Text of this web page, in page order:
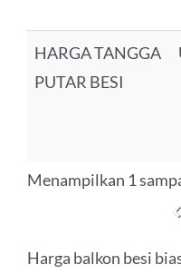
HARGA TANGGA
PUTAR BESI
Menampilkan 1
Harga balkon besi